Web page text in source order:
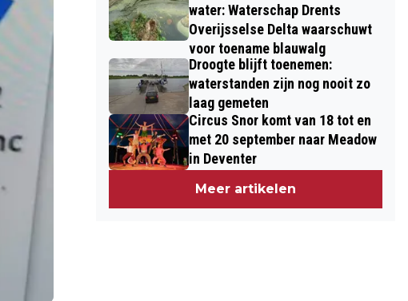
water: Waterschap Drents
Overijsselse Delta waarschuwt
voor toename blauwalg
Droogte blijft toenemen:
waterstanden zijn nog nooit zo
laag gemeten
Circus Snor komt van 18 tot en
met 20 september naar Meadow
in Deventer
Meer artikelen